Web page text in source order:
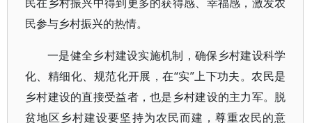
民参与乡村振兴的热情。
一是健全乡村建设实施机制，确保乡村建设科学
化、精细化、规范化开展，在“实”上下功夫。农民是
乡村建设的直接受益者，也是乡村建设的主力军。脱
贫地区乡村建设要坚持为农民而建，尊重农民的意